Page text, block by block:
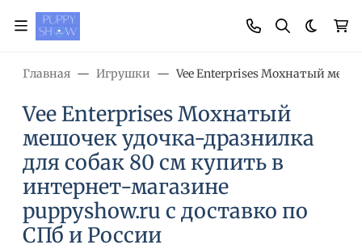
Главная Игрушки Vee Enterprises Мохнатый
Vee Enterprises Мохнатый
мешочек удочка-дразнилка
для собак 80 см купить в
интернет-магазине
puppyshow.ru с доставко по
СПб и России